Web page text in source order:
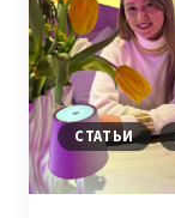
СТАТЬИ